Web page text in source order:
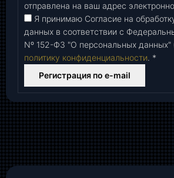
отправлена ​​на ваш адрес
Я принимаю Согласие на
данных в соответствии с
Nº 152-Ф3 "О персональных
политику конфиденциальности. *
Регистрация по e-mail